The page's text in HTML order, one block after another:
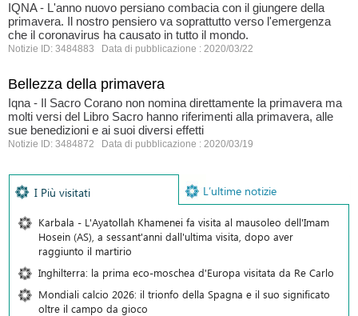
IQNA - L'anno nuovo persiano combacia con il giungere della
primavera. Il nostro pensiero va soprattutto verso l'emergenza
che il coronavirus ha causato in tutto il mondo.
Notizie ID: 3484883 Data di pubblicazione : 2020/03/22
Bellezza della primavera
Iqna - Il Sacro Corano non nomina direttamente la primavera ma
molti versi del Libro Sacro hanno riferimenti alla primavera, alle
sue benedizioni e ai suoi diversi effetti
Notizie ID: 3484872 Data di pubblicazione : 2020/03/19
I Più visitati L’ultime notizie
Karbala - L'Ayatollah Khamenei fa visita al mausoleo dell'Imam
Hosein (AS), a sessant'anni dall'ultima visita, dopo aver
raggiunto il martirio
Inghilterra: la prima eco-moschea d'Europa visitata da Re Carlo
Mondiali calcio 2026: il trionfo della Spagna e il suo significato
oltre il campo da gioco